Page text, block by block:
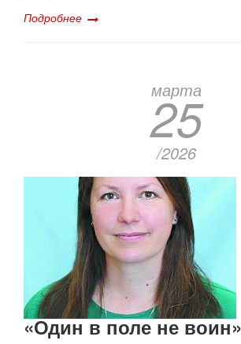
Подробнее
марта
25
/2026
«Один в поле не воин»